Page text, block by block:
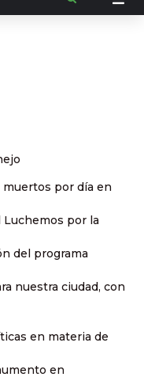
por día en
por la
del programa
nuestra ciudad, con
en materia de
en